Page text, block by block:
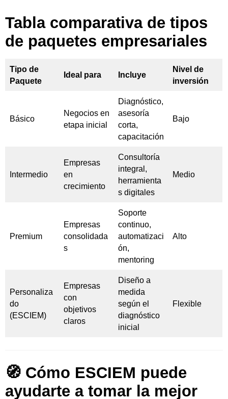
Tabla comparativa de tipos
de paquetes empresariales
Tipo de
Paquete
Ideal para Incluye
Nivel de
inversión
Básico
Negocios en
etapa inicial
Diagnóstico,
asesoría
corta,
capacitación
Bajo
Intermedio
Empresas
en
crecimiento
Consultoría
integral,
herramienta
s digitales
Medio
Premium
Empresas
consolidada
s
Soporte
continuo,
automatizaci
ón,
mentoring
Alto
Personaliza
do
(ESCIEM)
Empresas
con
objetivos
claros
Diseño a
medida
según el
diagnóstico
inicial
Flexible
🧭 Cómo ESCIEM puede
ayudarte a tomar la mejor